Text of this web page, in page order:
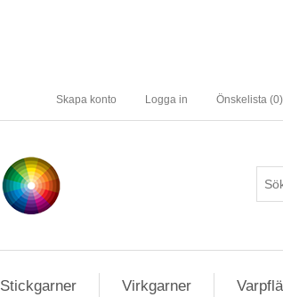
Skapa konto Logga in Önskelista (0)
Stickgarner Virkgarner